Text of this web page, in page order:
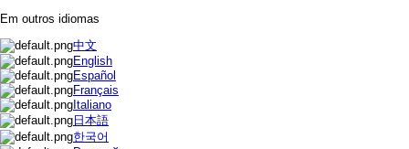
Em outros idiomas
中文
English
Español
Français
Italiano
日本語
한국어